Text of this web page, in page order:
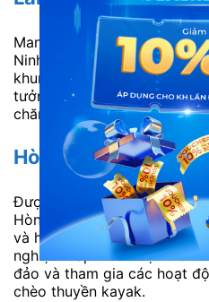
Mang đậm nét văn hóa địa
Ninh nổi tiếng với cầu cảng
khung cảnh bình yên và
tưởng để thưởng thức hải
chăng.
Hòn Thơm
Được mệnh danh là “viên
Hòn Thơm sở hữu bãi biển
và hệ sinh thái biển phong
nghiệm cáp treo vượt biển
đảo và tham gia các hoạt
chèo thuyền kayak.